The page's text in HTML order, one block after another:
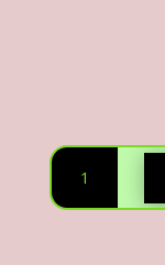
quantité
Couronne